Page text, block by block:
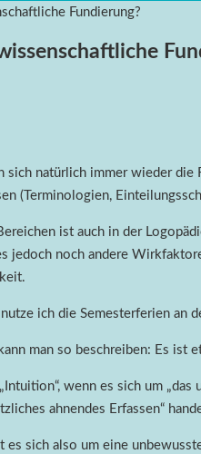
sich natürlich immer wieder die
(Terminologien,
ist auch in der
jedoch noch andere
nutze ich die Semesterferien
man so beschreiben: Es ist
wenn es sich um
ahnendes Erfassen“
es sich also um eine